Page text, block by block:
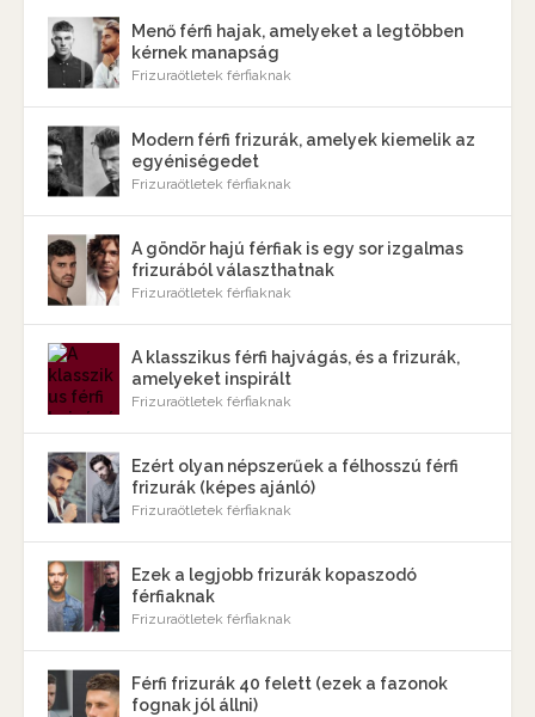
Menő férfi hajak, amelyeket a legtöbben
kérnek manapság
Frizuraötletek férfiaknak
Modern férfi frizurák, amelyek kiemelik az
egyéniségedet
Frizuraötletek férfiaknak
A göndör hajú férfiak is egy sor izgalmas
frizurából választhatnak
Frizuraötletek férfiaknak
A klasszikus férfi hajvágás, és a frizurák,
amelyeket inspirált
Frizuraötletek férfiaknak
Ezért olyan népszerűek a félhosszú férfi
frizurák (képes ajánló)
Frizuraötletek férfiaknak
Ezek a legjobb frizurák kopaszodó
férfiaknak
Frizuraötletek férfiaknak
Férfi frizurák 40 felett (ezek a fazonok
fognak jól állni)